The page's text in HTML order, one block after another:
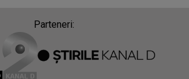
Parteneri: